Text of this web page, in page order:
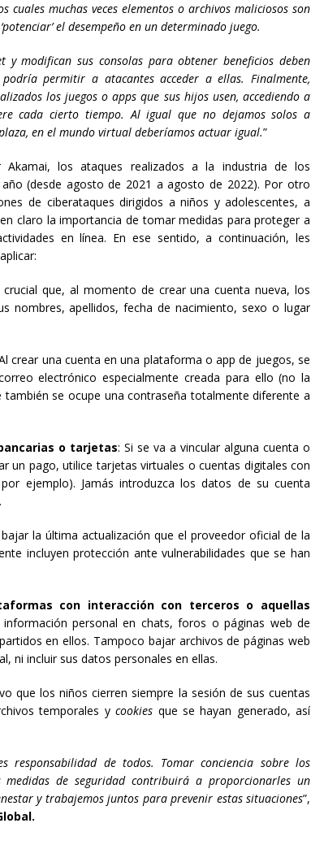
muchas veces elementos o archivos maliciosos son
el desempeño en un determinado juego.
y modifican sus consolas para obtener beneficios deben
permitir a atacantes acceder a ellas. Finalmente,
los juegos o apps que sus hijos usen, accediendo a
cada cierto tiempo. Al igual que no dejamos solos a
en el mundo virtual deberíamos actuar igual.”
los ataques realizados a la industria de los
(desde agosto de 2021 a agosto de 2022). Por otro
de ciberataques dirigidos a niños y adolescentes, a
claro la importancia de tomar medidas para proteger a
en línea. En ese sentido, a continuación, les
crucial que, al momento de crear una cuenta nueva, los
nombres, apellidos, fecha de nacimiento, sexo o lugar
crear una cuenta en una plataforma o app de juegos, se
electrónico especialmente creada para ello (no la
se ocupe una contraseña totalmente diferente a
o tarjetas: Si se va a vincular alguna cuenta o
un pago, utilice tarjetas virtuales o cuentas digitales con
ejemplo). Jamás introduzca los datos de su cuenta
la última actualización que el proveedor oficial de la
incluyen protección ante vulnerabilidades que se han
con interacción con terceros o aquellas
información personal en chats, foros o páginas web de
en ellos. Tampoco bajar archivos de páginas web
ni incluir sus datos personales en ellas.
que los niños cierren siempre la sesión de sus cuentas
temporales ycookies que se hayan generado, así
responsabilidad de todos. Tomar conciencia sobre los
de seguridad contribuirá a proporcionarles un
y trabajemos juntos para prevenir estas situaciones”,